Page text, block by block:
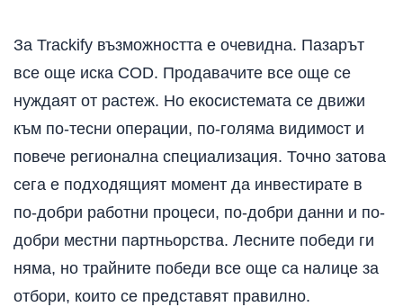
За Trackify възможността е очевидна. Пазарът
все още иска COD. Продавачите все още се
нуждаят от растеж. Но екосистемата се движи
към по-тесни операции, по-голяма видимост и
повече регионална специализация. Точно затова
сега е подходящият момент да инвестирате в
по-добри работни процеси, по-добри данни и по-
добри местни партньорства. Лесните победи ги
няма, но трайните победи все още са налице за
отбори, които се представят правилно.